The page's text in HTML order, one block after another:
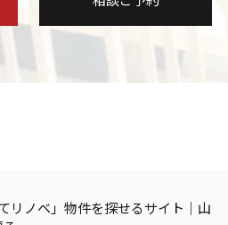
リノベ」物件を探せるサイト｜山